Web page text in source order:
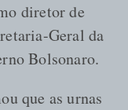
diretor de
Geral da
Bolsonaro.
que as urnas